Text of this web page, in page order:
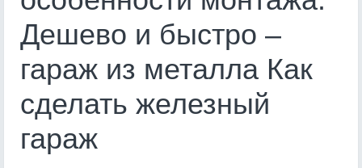
Дешево и быстро –
гараж из металла Как
сделать железный
гараж